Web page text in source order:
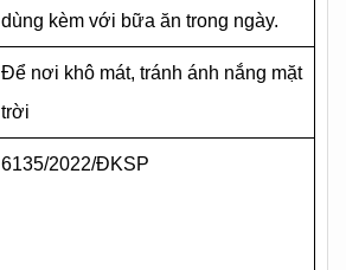
dùng kèm với bữa ăn trong ngày.
Để nơi khô mát, tránh ánh nắng mặt
trời
6135/2022/ĐKSP